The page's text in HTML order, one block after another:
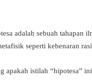
adalah sebuah tahapan
seperti kebenaran
apakah istilah “hipotesa”